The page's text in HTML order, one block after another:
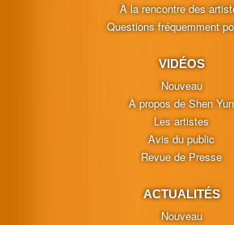
À la rencontre des
Questions fréquemment
VIDÉOS
Nouveau
À propos de Shen Yun
Les artistes
Avis du public
Revue de Presse
ACTUALITÉS
Nouveau